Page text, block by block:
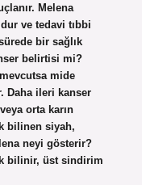
Melena
ve tedavi tıbbi
bir sağlık
belirtisi mi?
mide
Daha ileri kanser
orta karın
bilinen siyah,
neyi gösterir?
bilinir, üst sindirim